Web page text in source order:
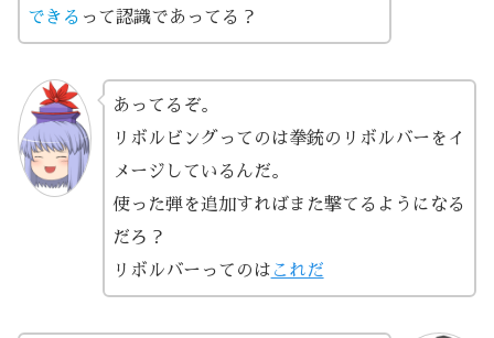
できる って認識であってる？
あってるぞ。
リボルビングってのは拳銃のリボルバーをイ
メージしているんだ。
使った弾を追加すればまた撃てるようになる
だろ？
リボルバーってのは これだ